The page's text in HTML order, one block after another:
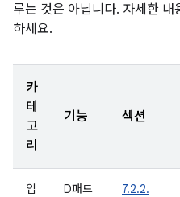
루는 것은 아닙니다. 자세한
하세요.
카
테
고
리
기능 섹션
입
D패드
7.2.2.